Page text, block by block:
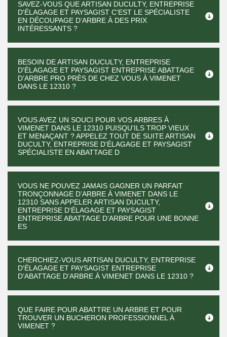
SAVEZ-VOUS QUE ARTISAN DUCULTY, ENTREPRISE
D'ÉLAGAGE ET PAYSAGIST C'EST LE SPÉCIALISTE
EN DÉCOUPAGE D’ARBRE À DES PRIX
INTÉRESSANTS ?
BESOIN DE ARTISAN DUCULTY, ENTREPRISE
D'ÉLAGAGE ET PAYSAGIST ENTREPRISE ABATTAGE
D’ARBRE PRO PRÈS DE CHEZ VOUS À VIMENET
DANS LE 12310 ?
VOUS AVEZ UN SOUCI POUR VOS ARBRES À
VIMENET DANS LE 12310 PUISQU’ILS TROP VIEUX
ET MENAÇANT ? APPELEZ TOUT DE SUITE ARTISAN
DUCULTY, ENTREPRISE D'ÉLAGAGE ET PAYSAGIST
SPÉCIALISTE EN ABATTAGE D
VOUS NE POUVEZ JAMAIS GAGNER UN PARFAIT
TRONÇONNAGE D’ARBRE À VIMENET DANS LE
12310 SANS APPELER ARTISAN DUCULTY,
ENTREPRISE D'ÉLAGAGE ET PAYSAGIST
ENTREPRISE ABATTAGE D’ARBRE POUR UNE BONNE
ES
CHERCHIEZ-VOUS ARTISAN DUCULTY, ENTREPRISE
D'ÉLAGAGE ET PAYSAGIST ENTREPRISE
D’ABATTAGE D’ARBRE À VIMENET DANS LE 12310 ?
QUE FAIRE POUR ABATTRE UN ARBRE ET POUR
TROUVER UN BUCHERON PROFESSIONNEL À
VIMENET ?